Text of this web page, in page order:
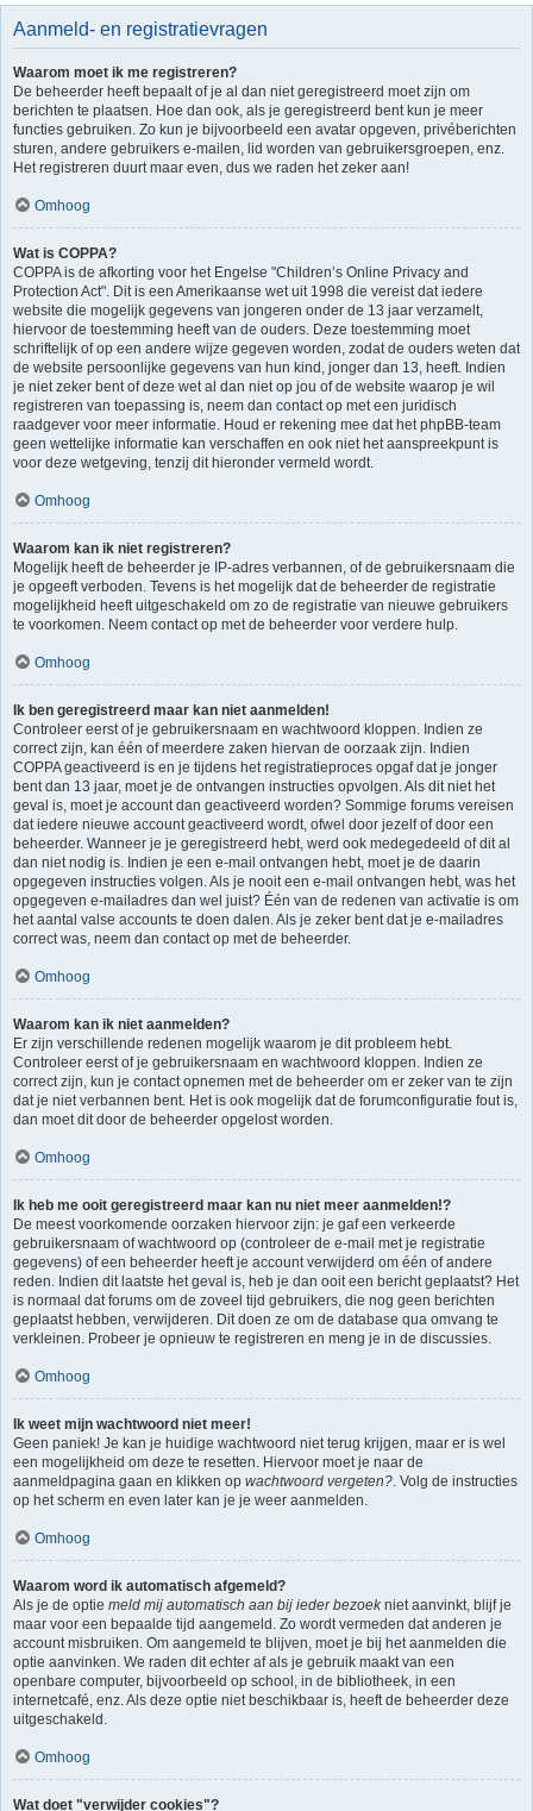
Aanmeld- en registratievragen
Waarom moet ik me registreren?
De beheerder heeft bepaalt of je al dan niet geregistreerd moet zijn om
berichten te plaatsen. Hoe dan ook, als je geregistreerd bent kun je meer
functies gebruiken. Zo kun je bijvoorbeeld een avatar opgeven, privéberichten
sturen, andere gebruikers e-mailen, lid worden van gebruikersgroepen, enz.
Het registreren duurt maar even, dus we raden het zeker aan!
Omhoog
Wat is COPPA?
COPPA is de afkorting voor het Engelse "Children’s Online Privacy and
Protection Act". Dit is een Amerikaanse wet uit 1998 die vereist dat iedere
website die mogelijk gegevens van jongeren onder de 13 jaar verzamelt,
hiervoor de toestemming heeft van de ouders. Deze toestemming moet
schriftelijk of op een andere wijze gegeven worden, zodat de ouders weten dat
de website persoonlijke gegevens van hun kind, jonger dan 13, heeft. Indien
je niet zeker bent of deze wet al dan niet op jou of de website waarop je wil
registreren van toepassing is, neem dan contact op met een juridisch
raadgever voor meer informatie. Houd er rekening mee dat het phpBB-team
geen wettelijke informatie kan verschaffen en ook niet het aanspreekpunt is
voor deze wetgeving, tenzij dit hieronder vermeld wordt.
Omhoog
Waarom kan ik niet registreren?
Mogelijk heeft de beheerder je IP-adres verbannen, of de gebruikersnaam die
je opgeeft verboden. Tevens is het mogelijk dat de beheerder de registratie
mogelijkheid heeft uitgeschakeld om zo de registratie van nieuwe gebruikers
te voorkomen. Neem contact op met de beheerder voor verdere hulp.
Omhoog
Ik ben geregistreerd maar kan niet aanmelden!
Controleer eerst of je gebruikersnaam en wachtwoord kloppen. Indien ze
correct zijn, kan één of meerdere zaken hiervan de oorzaak zijn. Indien
COPPA geactiveerd is en je tijdens het registratieproces opgaf dat je jonger
bent dan 13 jaar, moet je de ontvangen instructies opvolgen. Als dit niet het
geval is, moet je account dan geactiveerd worden? Sommige forums vereisen
dat iedere nieuwe account geactiveerd wordt, ofwel door jezelf of door een
beheerder. Wanneer je je geregistreerd hebt, werd ook medegedeeld of dit al
dan niet nodig is. Indien je een e-mail ontvangen hebt, moet je de daarin
opgegeven instructies volgen. Als je nooit een e-mail ontvangen hebt, was het
opgegeven e-mailadres dan wel juist? Één van de redenen van activatie is om
het aantal valse accounts te doen dalen. Als je zeker bent dat je e-mailadres
correct was, neem dan contact op met de beheerder.
Omhoog
Waarom kan ik niet aanmelden?
Er zijn verschillende redenen mogelijk waarom je dit probleem hebt.
Controleer eerst of je gebruikersnaam en wachtwoord kloppen. Indien ze
correct zijn, kun je contact opnemen met de beheerder om er zeker van te zijn
dat je niet verbannen bent. Het is ook mogelijk dat de forumconfiguratie fout is,
dan moet dit door de beheerder opgelost worden.
Omhoog
Ik heb me ooit geregistreerd maar kan nu niet meer aanmelden!?
De meest voorkomende oorzaken hiervoor zijn: je gaf een verkeerde
gebruikersnaam of wachtwoord op (controleer de e-mail met je registratie
gegevens) of een beheerder heeft je account verwijderd om één of andere
reden. Indien dit laatste het geval is, heb je dan ooit een bericht geplaatst? Het
is normaal dat forums om de zoveel tijd gebruikers, die nog geen berichten
geplaatst hebben, verwijderen. Dit doen ze om de database qua omvang te
verkleinen. Probeer je opnieuw te registreren en meng je in de discussies.
Omhoog
Ik weet mijn wachtwoord niet meer!
Geen paniek! Je kan je huidige wachtwoord niet terug krijgen, maar er is wel
een mogelijkheid om deze te resetten. Hiervoor moet je naar de
aanmeldpagina gaan en klikken op wachtwoord vergeten?. Volg de instructies
op het scherm en even later kan je je weer aanmelden.
Omhoog
Waarom word ik automatisch afgemeld?
Als je de optie meld mij automatisch aan bij ieder bezoekniet aanvinkt, blijf je
maar voor een bepaalde tijd aangemeld. Zo wordt vermeden dat anderen je
account misbruiken. Om aangemeld te blijven, moet je bij het aanmelden die
optie aanvinken. We raden dit echter af als je gebruik maakt van een
openbare computer, bijvoorbeeld op school, in de bibliotheek, in een
internetcafé, enz. Als deze optie niet beschikbaar is, heeft de beheerder deze
uitgeschakeld.
Omhoog
Wat doet "verwijder cookies"?